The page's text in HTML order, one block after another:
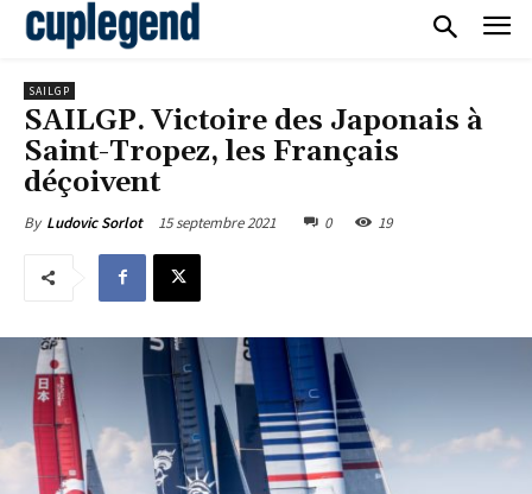
SAILGP
SAILGP. Victoire des Japonais à
Saint-Tropez, les Français
déçoivent
By Ludovic Sorlot 15 septembre 2021 0 19